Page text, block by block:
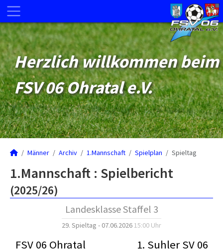
Herzlich willkommen beim
FSV 06 Ohratal e.V.
Männer Archiv 1.Mannschaft Spielplan Spieltag
1.Mannschaft : Spielbericht
(2025/26)
Landesklasse Staffel 3
29. Spieltag - 07.06.2026 15:00 Uhr
FSV 06 Ohratal 1. Suhler SV 06